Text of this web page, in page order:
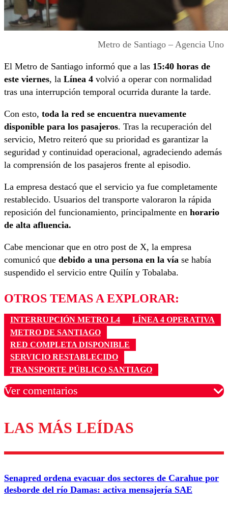
Metro de Santiago – Agencia Uno
El Metro de Santiago informó que a las 15:40 horas de
este viernes, la Línea 4 volvió a operar con normalidad
tras una interrupción temporal ocurrida durante la tarde.
Con esto, toda la red se encuentra nuevamente
disponible para los pasajeros. Tras la recuperación del
servicio, Metro reiteró que su prioridad es garantizar la
seguridad y continuidad operacional, agradeciendo además
la comprensión de los pasajeros frente al episodio.
La empresa destacó que el servicio ya fue completamente
restablecido. Usuarios del transporte valoraron la rápida
reposición del funcionamiento, principalmente en horario
de alta afluencia.
Cabe mencionar que en otro post de X, la empresa
comunicó que debido a una persona en la vía se había
suspendido el servicio entre Quilín y Tobalaba.
OTROS TEMAS A EXPLORAR:
INTERRUPCIÓN METRO L4
LÍNEA 4 OPERATIVA
METRO DE SANTIAGO
RED COMPLETA DISPONIBLE
SERVICIO RESTABLECIDO
TRANSPORTE PÚBLICO SANTIAGO
Ver comentarios
Los comentarios son moderados para garantizar un
diálogo respetuoso.
Correo
LAS MÁS LEÍDAS
Senapred ordena evacuar dos sectores de Carahue por
desborde del río Damas: activa mensajería SAE